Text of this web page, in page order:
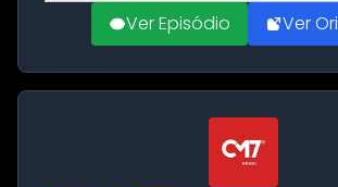
Ver Episódio Ver